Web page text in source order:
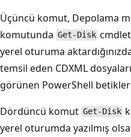
Üçüncü komut, Depolama
komutunda Get-Disk
yerel oturuma
temsil eden CDXML
görünen PowerShell
Dördüncü komut Get-Disk
yerel oturumda yazılmış